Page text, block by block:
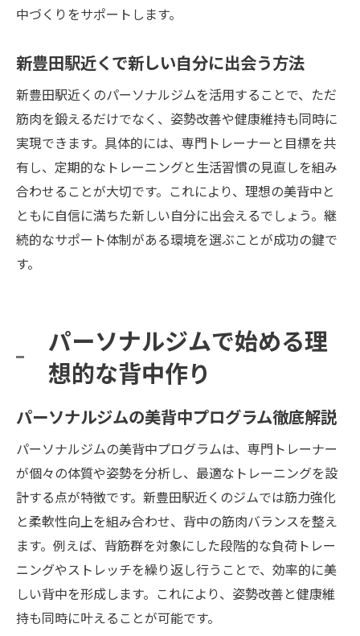
中づくりをサポートします。
新豊田駅近くで新しい自分に出会う方法
新豊田駅近くのパーソナルジムを活用することで、ただ
筋肉を鍛えるだけでなく、姿勢改善や健康維持も同時に
実現できます。具体的には、専門トレーナーと目標を共
有し、定期的なトレーニングと生活習慣の見直しを組み
合わせることが大切です。これにより、理想の美背中と
ともに自信に満ちた新しい自分に出会えるでしょう。継
続的なサポート体制がある環境を選ぶことが成功の鍵で
す。
パーソナルジムで始める理
想的な背中作り
パーソナルジムの美背中プログラム徹底解説
パーソナルジムの美背中プログラムは、専門トレーナー
が個々の体質や姿勢を分析し、最適なトレーニングを設
計する点が特徴です。新豊田駅近くのジムでは筋力強化
と柔軟性向上を組み合わせ、背中の筋肉バランスを整え
ます。例えば、背筋群を対象にした段階的な負荷トレー
ニングやストレッチを繰り返し行うことで、効率的に美
しい背中を形成します。これにより、姿勢改善と健康維
持も同時に叶えることが可能です。